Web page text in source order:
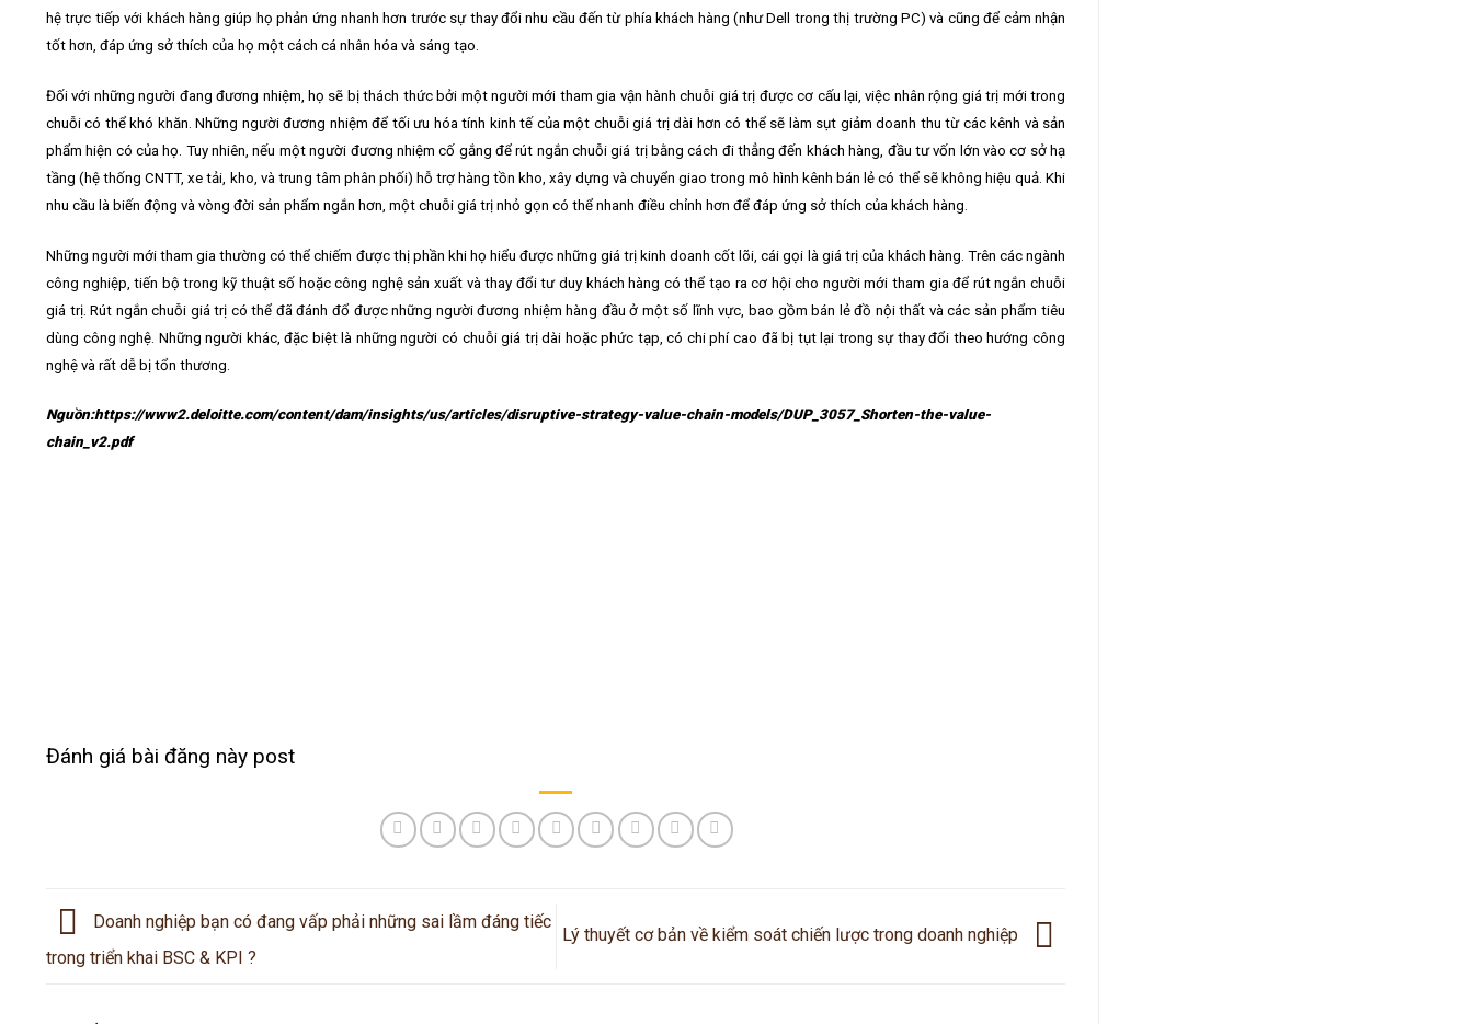
hệ trực tiếp với khách hàng giúp họ phản ứng nhanh hơn trước sự thay đổi nhu cầu đến từ phía khách hàng (như Dell trong thị trường PC) và cũng để cảm nhận
tốt hơn, đáp ứng sở thích của họ một cách cá nhân hóa và sáng tạo.
Đối với những người đang đương nhiệm, họ sẽ bị thách thức bởi một người mới tham gia vận hành chuỗi giá trị được cơ cấu lại, việc nhân rộng giá trị mới trong
chuỗi có thể khó khăn. Những người đương nhiệm để tối ưu hóa tính kinh tế của một chuỗi giá trị dài hơn có thể sẽ làm sụt giảm doanh thu từ các kênh và sản
phẩm hiện có của họ. Tuy nhiên, nếu một người đương nhiệm cố gắng để rút ngắn chuỗi giá trị bằng cách đi thẳng đến khách hàng, đầu tư vốn lớn vào cơ sở hạ
tầng (hệ thống CNTT, xe tải, kho, và trung tâm phân phối) hỗ trợ hàng tồn kho, xây dựng và chuyển giao trong mô hình kênh bán lẻ có thể sẽ không hiệu quả. Khi
nhu cầu là biến động và vòng đời sản phẩm ngắn hơn, một chuỗi giá trị nhỏ gọn có thể nhanh điều chỉnh hơn để đáp ứng sở thích của khách hàng.
Những người mới tham gia thường có thể chiếm được thị phần khi họ hiểu được những giá trị kinh doanh cốt lõi, cái gọi là giá trị của khách hàng. Trên các ngành
công nghiệp, tiến bộ trong kỹ thuật số hoặc công nghệ sản xuất và thay đổi tư duy khách hàng có thể tạo ra cơ hội cho người mới tham gia để rút ngắn chuỗi
giá trị. Rút ngắn chuỗi giá trị có thể đã đánh đổ được những người đương nhiệm hàng đầu ở một số lĩnh vực, bao gồm bán lẻ đồ nội thất và các sản phẩm tiêu
dùng công nghệ. Những người khác, đặc biệt là những người có chuỗi giá trị dài hoặc phức tạp, có chi phí cao đã bị tụt lại trong sự thay đổi theo hướng công
nghệ và rất dễ bị tổn thương.
Nguồn:https://www2.deloitte.com/content/dam/insights/us/articles/disruptive-strategy-value-chain-models/DUP_3057_Shorten-the-value-
chain_v2.pdf
Đánh giá bài đăng này post
Doanh nghiệp bạn có đang vấp phải những sai lầm đáng tiếc
trong triển khai BSC & KPI ?
Lý thuyết cơ bản về kiểm soát chiến lược trong doanh nghiệp